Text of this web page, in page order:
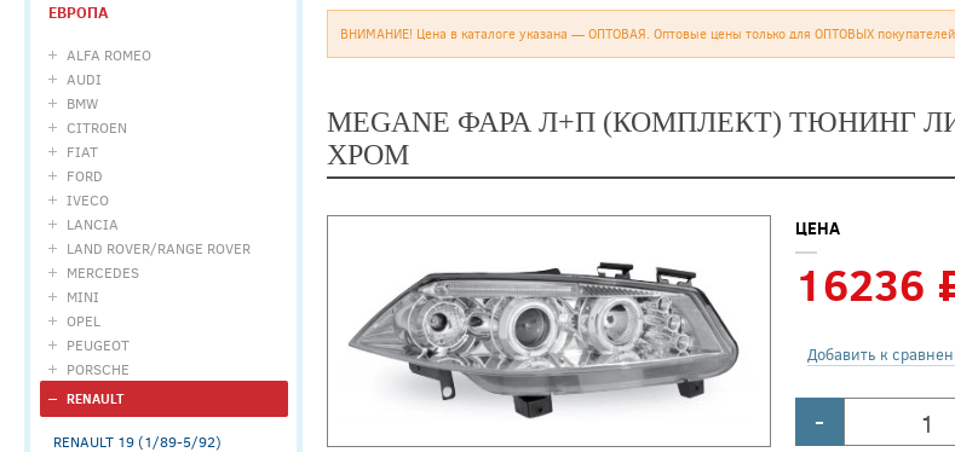
ЕВРОПА
ALFA ROMEO
AUDI
BMW
CITROEN
FIAT
FORD
IVECO
LANCIA
LAND ROVER/RANGE ROVER
MERCEDES
MINI
OPEL
PEUGEOT
PORSCHE
RENAULT
RENAULT 19 (1/89-5/92)
ВНИМАНИЕ! Цена в каталоге указана — ОПТОВАЯ. Оптовые цены только для ОПТОВЫХ
MEGANE ФАРА Л+П (КОМПЛЕКТ) ТЮНИНГ
ХРОМ
ЦЕНА
16236
Добавить к
-